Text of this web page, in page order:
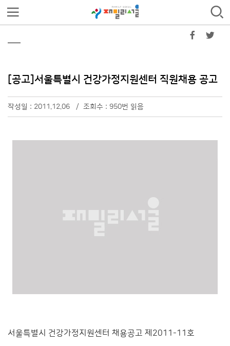
[공고]서울특별시 건강가정지원센터 직원채용 공고
작성일 : 2011.12.06 / 조회수 : 950번 읽음
서울특별시 건강가정지원센터 채용공고 제2011-11호